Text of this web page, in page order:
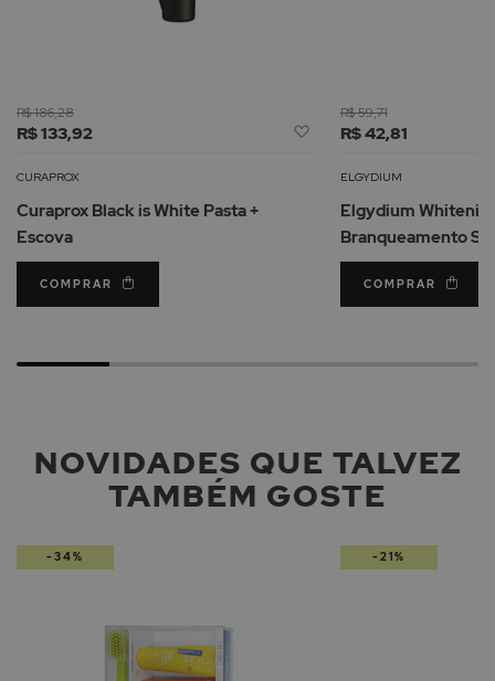
R$ 133,92
R$ 186,28
Adicionar
Lista
Desejos
CURAPROX
Curaprox Black is White Pasta +
Escova
COMPRAR
R$ 42,81
R$ 59,71
ELGYDIUM
Elgydium
Branqueamento
COMPRAR
NOVIDADES QUE TALVEZ
TAMBÉM GOSTE
-34% -21%